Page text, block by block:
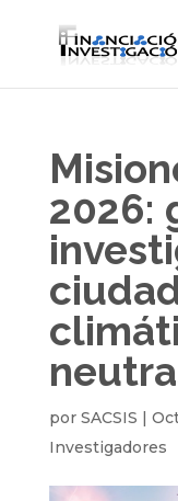
2026:
por SACSIS |
Investigadores